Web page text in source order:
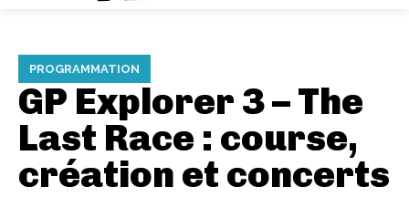
PROGRAMMATION
GP Explorer 3 – The
Last Race : course,
création et concerts